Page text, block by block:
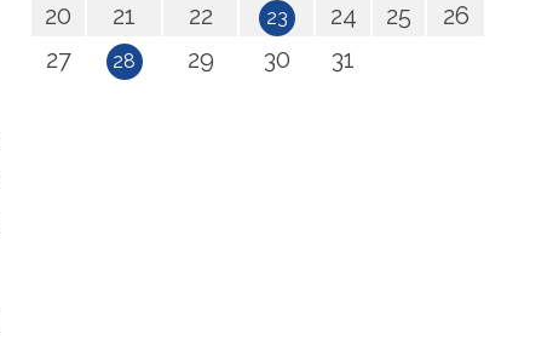
20
21 22 23 24 25
26
27
28 29 30 31